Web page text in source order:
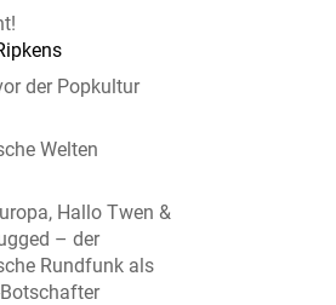
der Popkultur
Welten
Hallo Twen &
– der
Rundfunk als